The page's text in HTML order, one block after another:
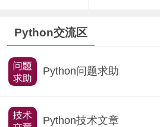
Python交流区
Python问题求助
Python技术文章